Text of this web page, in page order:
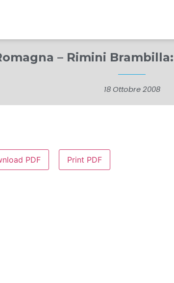
– Rimini
18 Ottobre 2008
PDF Print PDF